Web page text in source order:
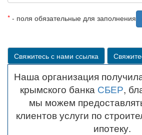
* - поля обязательные для заполнения
Свяжитесь с нами ссылка
Наша организация
крымского банка СБЕР,
мы можем
клиентов услуги по
ипотеку.